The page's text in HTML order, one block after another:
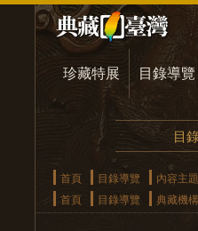
珍藏特展 目錄導覽
目
首頁 目錄導覽 內容主題
首頁
目錄導覽 典藏機